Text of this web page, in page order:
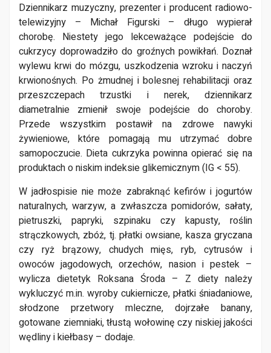
Dziennikarz muzyczny, prezenter i producent radiowo-
telewizyjny – Michał Figurski – długo wypierał
chorobę. Niestety jego lekceważące podejście do
cukrzycy doprowadziło do groźnych powikłań. Doznał
wylewu krwi do mózgu, uszkodzenia wzroku i naczyń
krwionośnych. Po żmudnej i bolesnej rehabilitacji oraz
przeszczepach trzustki i nerek, dziennikarz
diametralnie zmienił swoje podejście do choroby.
Przede wszystkim postawił na zdrowe nawyki
żywieniowe, które pomagają mu utrzymać dobre
samopoczucie. Dieta cukrzyka powinna opierać się na
produktach o niskim indeksie glikemicznym (IG < 55).
W jadłospisie nie może zabraknąć kefirów i jogurtów
naturalnych, warzyw, a zwłaszcza pomidorów, sałaty,
pietruszki, papryki, szpinaku czy kapusty, roślin
strączkowych, zbóż, tj. płatki owsiane, kasza gryczana
czy ryż brązowy, chudych mięs, ryb, cytrusów i
owoców jagodowych, orzechów, nasion i pestek –
wylicza dietetyk Roksana Środa – Z diety należy
wykluczyć m.in. wyroby cukiernicze, płatki śniadaniowe,
słodzone przetwory mleczne, dojrzałe banany,
gotowane ziemniaki, tłustą wołowinę czy niskiej jakości
wędliny i kiełbasy – dodaje.